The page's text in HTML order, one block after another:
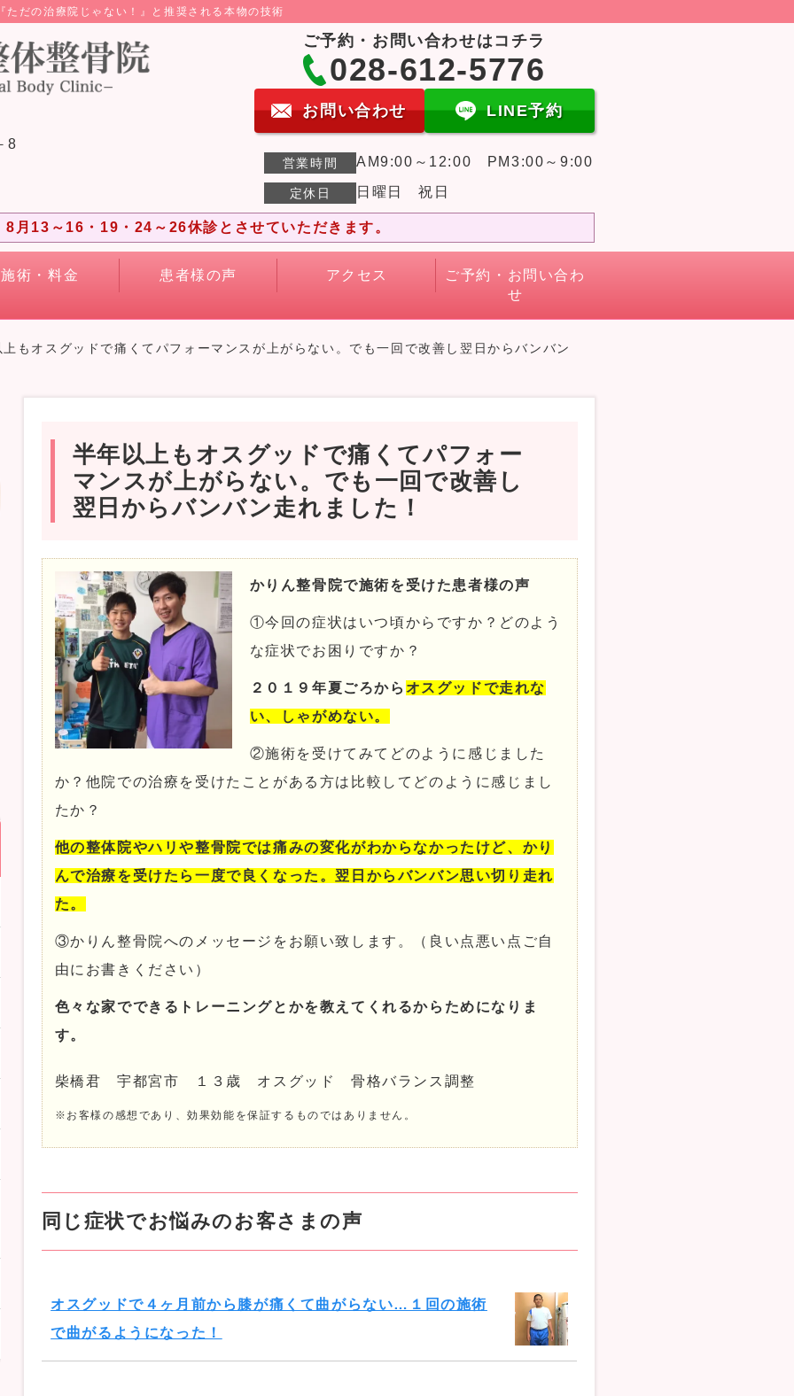
ただの治療院じゃない！』と推奨される本物の技術
8
ご予約・お問い合わせはコチラ
028-612-5776
お問い合わせ LINE予約
営業時間 AM9:00～12:00 PM3:00～9:00
定休日 日曜日 祝日
8月13～16・19・24～26休診とさせていただきます。
施術・料金 患者様の声 アクセス
ご予約・お問い合わ
せ
もオスグッドで痛くてパフォーマンスが上がらない。でも一回で改善し翌日からバンバン
半年以上もオスグッドで痛くてパフォー
マンスが上がらない。でも一回で改善し
翌日からバンバン走れました！
かりん整骨院で施術を受けた患者様の声
①今回の症状はいつ頃からですか？どのよう
な症状でお困りですか？
２０１９年夏ごろから オスグッドで走れな
い、しゃがめない。
②施術を受けてみてどのように感じました
か？他院での治療を受けたことがある方は比較してどのように感じまし
たか？
他の整体院やハリや整骨院では痛みの変化がわからなかったけど、かり
んで治療を受けたら一度で良くなった。翌日からバンバン思い切り走れ
た。
③かりん整骨院へのメッセージをお願い致します。（良い点悪い点ご自
由にお書きください）
色々な家でできるトレーニングとかを教えてくれるからためになりま
す。
柴橋君 宇都宮市 １３歳 オスグッド 骨格バランス調整
※お客様の感想であり、効果効能を保証するものではありません。
同じ症状でお悩みのお客さまの声
オスグッドで４ヶ月前から膝が痛くて曲がらない…１回の施術
で曲がるようになった！